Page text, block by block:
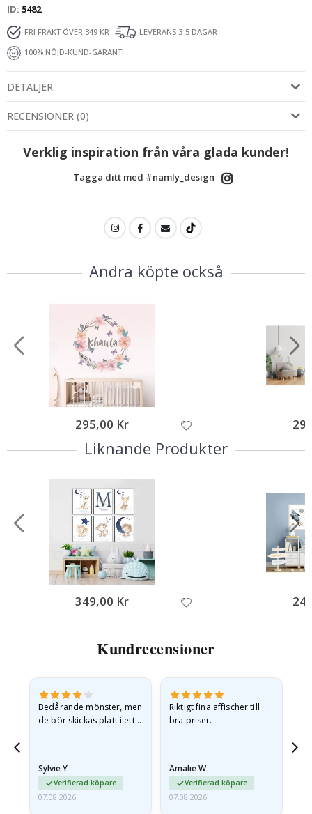
ID 5482
FRI FRAKT ÖVER 349 KR
LEVERANS 3-5 DAGAR
100% NÖJD-KUND-GARANTI
DETALJER
RECENSIONER (0)
Verklig inspiration från våra glada kunder!
Tagga ditt med #namly_design
Andra köpte också
295,00 Kr
Liknande Produkter
349,00 Kr
Kundrecensioner
Bedårande mönster, men
de bör skickas platt i ett
Sylvie Y
Verifierad köpare
07.08.2026
Riktigt fina affischer till
bra priser.
Amalie W
Verifierad köpare
07.08.2026